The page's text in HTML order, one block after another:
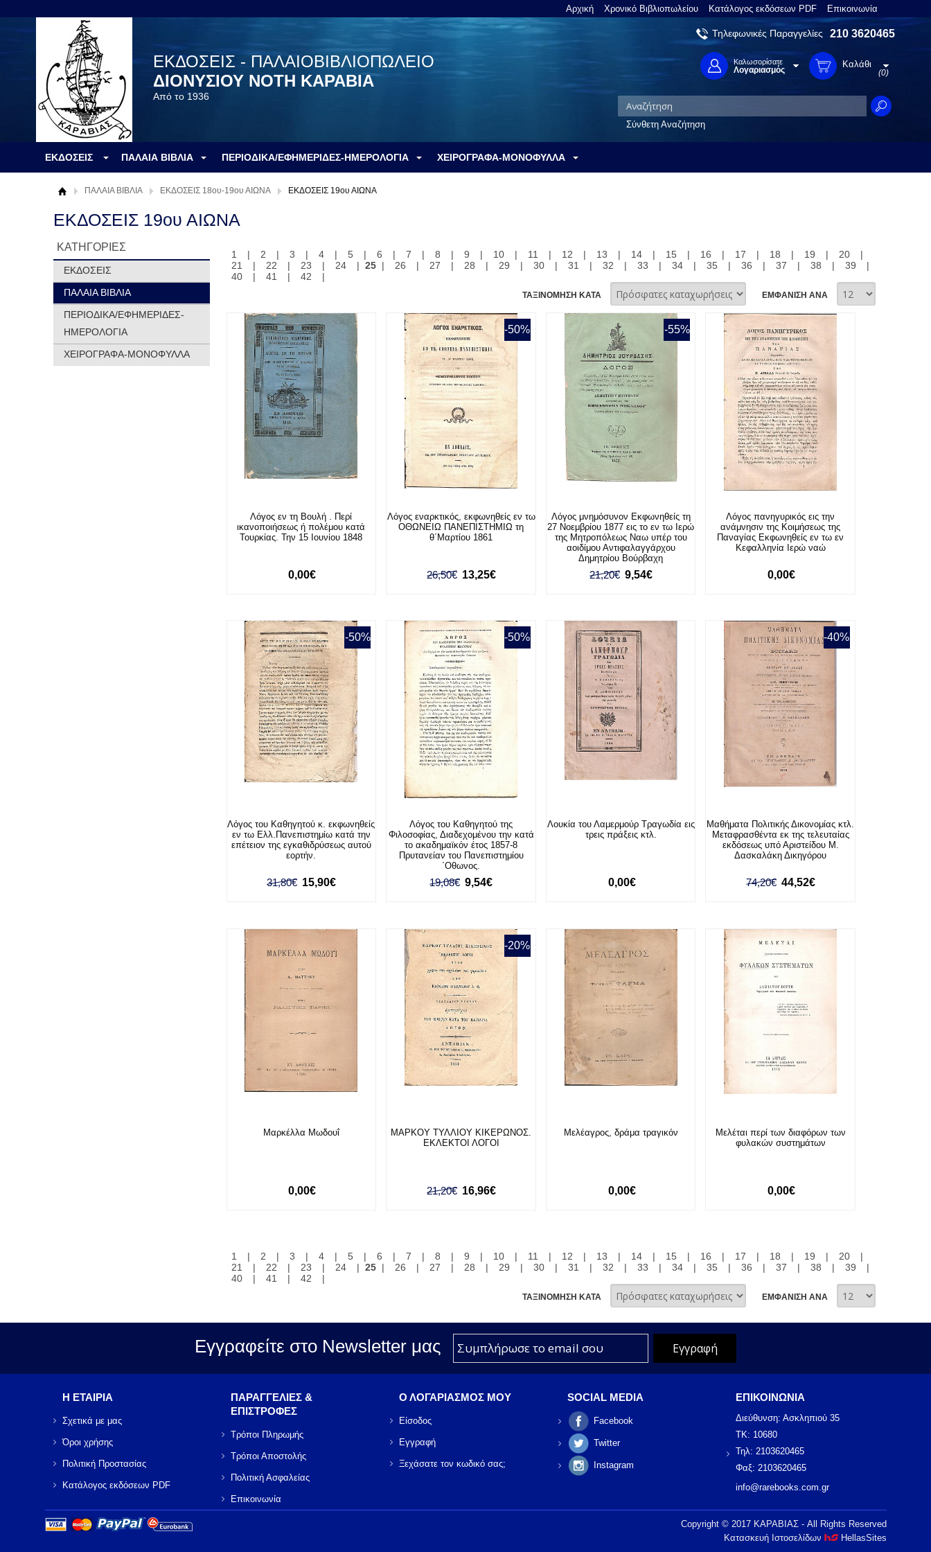
Αρχική Χρονικό Βιβλιοπωλείου Κατάλογος εκδόσεων PDF Επικοινωνία
ΕΚΔΟΣΕΙΣ - ΠΑΛΑΙΟΒΙΒΛΙΟΠΩΛΕΙΟ
ΔΙΟΝΥΣΙΟΥ ΝΟΤΗ ΚΑΡΑΒΙΑ
Από το 1936
Τηλεφωνικές Παραγγελίες 210 3620465
Καλωσορίσατε
Λογαριασμός
Καλάθι
(0)
Σύνθετη Αναζήτηση
ΕΚΔΟΣΕΙΣ ΠΑΛΑΙΑ ΒΙΒΛΙΑ ΠΕΡΙΟΔΙΚΑ/ΕΦΗΜΕΡΙΔΕΣ-ΗΜΕΡΟΛΟΓΙΑ ΧΕΙΡΟΓΡΑΦΑ-ΜΟΝΟΦΥΛΛΑ
ΠΑΛΑΙΑ ΒΙΒΛΙΑ ΕΚΔΟΣΕΙΣ 18ου-19ου ΑΙΩΝΑ ΕΚΔΟΣΕΙΣ 19ου ΑΙΩΝΑ
ΕΚΔΟΣΕΙΣ 19ου ΑΙΩΝΑ
ΚΑΤΗΓΟΡΙΕΣ
ΕΚΔΟΣΕΙΣ
ΠΑΛΑΙΑ ΒΙΒΛΙΑ
ΠΕΡΙΟΔΙΚΑ/ΕΦΗΜΕΡΙΔΕΣ-
ΗΜΕΡΟΛΟΓΙΑ
ΧΕΙΡΟΓΡΑΦΑ-ΜΟΝΟΦΥΛΛΑ
1 | 2 | 3 | 4 | 5 | 6 | 7 | 8 | 9 | 10 | 11 | 12 | 13 | 14 | 15 | 16 | 17 | 18 | 19 | 20
|
21
| 22 | 23 | 24 | 25| 26 | 27 | 28 | 29 | 30 | 31 | 32 | 33 | 34 | 35 | 36 | 37 | 38 | 39
|
40
| 41 | 42 |
ΕΜΦΑΝΙΣΗ ΑΝΑ
ΤΑΞΙΝΟΜΗΣΗ ΚΑΤΑ
Λόγος εν τη Βουλή . Περί
ικανοποιήσεως ή πολέμου κατά
Τουρκίας. Την 15 Ιουνίου 1848
0,00€
-50%
Λόγος εναρκτικός, εκφωνηθείς εν τω
ΟΘΩΝΕΙΩ ΠΑΝΕΠΙΣΤΗΜΙΩ τη
θ΄Μαρτίου 1861
26,50€ 13,25€
-55%
Λόγος μνημόσυνον Εκφωνηθείς τη
27 Νοεμβρίου 1877 εις το εν τω Ιερώ
της Μητροπόλεως Ναω υπέρ του
αοιδίμου Αντιφαλαγγάρχου
Δημητρίου Βούρβαχη
21,20€ 9,54€
Λόγος πανηγυρικός εις την
ανάμνησιν της Κοιμήσεως της
Παναγίας Εκφωνηθείς εν τω εν
Κεφαλληνία Ιερώ ναώ
0,00€
-50%
Λόγος του Καθηγητού κ. εκφωνηθείς
εν τω Ελλ.Πανεπιστημίω κατά την
επέτειον της εγκαθιδρύσεως αυτού
εορτήν.
31,80€ 15,90€
-50%
Λόγος του Καθηγητού της
Φιλοσοφίας, Διαδεχομένου την κατά
το ακαδημαϊκόν έτος 1857-8
Πρυτανείαν του Πανεπιστημίου
΄Οθωνος.
19,08€ 9,54€
Λουκία του Λαμερμούρ Τραγωδία εις
τρεις πράξεις κτλ.
0,00€
-40%
Μαθήματα Πολιτικής Δικονομίας κτλ.
Μεταφρασθέντα εκ της τελευταίας
εκδόσεως υπό Αριστείδου Μ.
Δασκαλάκη Δικηγόρου
74,20€ 44,52€
Μαρκέλλα Μωδουΐ
0,00€
-20%
ΜΑΡΚΟΥ ΤΥΛΛΙΟΥ ΚΙΚΕΡΩΝΟΣ.
ΕΚΛΕΚΤΟΙ ΛΟΓΟΙ
21,20€ 16,96€
Μελέαγρος, δράμα τραγικόν
0,00€
Μελέται περί των διαφόρων των
φυλακών συστημάτων
0,00€
1 | 2 | 3 | 4 | 5 | 6 | 7 | 8 | 9 | 10 | 11 | 12 | 13 | 14 | 15 | 16 | 17 | 18 | 19 | 20
|
21
| 22 | 23 | 24 | 25| 26 | 27 | 28 | 29 | 30 | 31 | 32 | 33 | 34 | 35 | 36 | 37 | 38 | 39
|
40
| 41 | 42 |
ΕΜΦΑΝΙΣΗ ΑΝΑ
ΤΑΞΙΝΟΜΗΣΗ ΚΑΤΑ
Εγγραφείτε στο Νewsletter μας
Η ΕΤΑΙΡΙΑ
Σχετικά με μας
Όροι χρήσης
Πολιτική Προστασίας
Κατάλογος εκδόσεων PDF
ΠΑΡΑΓΓΕΛΙΕΣ &
ΕΠΙΣΤΡΟΦΕΣ
Τρόποι Πληρωμής
Τρόποι Αποστολής
Πολιτική Ασφαλείας
Επικοινωνία
Ο ΛΟΓΑΡΙΑΣΜΟΣ ΜΟΥ
Είσοδος
Εγγραφή
Ξεχάσατε τον κωδικό σας;
SOCIAL MEDIA
Facebook
Twitter
Instagram
ΕΠΙΚΟΙΝΩΝΙΑ
Διεύθυνση: Ασκληπιού 35
ΤΚ: 10680
Τηλ: 2103620465
Φαξ: 2103620465
info@rarebooks.com.gr
Copyright © 2017 ΚΑΡΑΒΙΑΣ - All Rights Reserved
Κατασκευή Ιστοσελίδων
HellasSites